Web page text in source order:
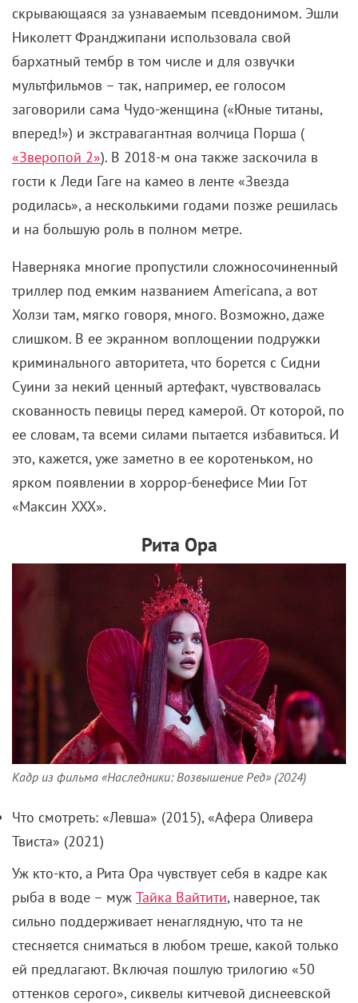
скрывающаяся за узнаваемым псевдонимом. Эшли
Николетт Франджипани использовала свой
бархатный тембр в том числе и для озвучки
мультфильмов – так, например, ее голосом
заговорили сама Чудо-женщина («Юные титаны,
вперед!») и экстравагантная волчица Порша (
«Зверопой 2»). В 2018-м она также заскочила в
гости к Леди Гаге на камео в ленте «Звезда
родилась», а несколькими годами позже решилась
и на большую роль в полном метре.
Наверняка многие пропустили сложносочиненный
триллер под емким названием Americana, а вот
Холзи там, мягко говоря, много. Возможно, даже
слишком. В ее экранном воплощении подружки
криминального авторитета, что борется с Сидни
Суини за некий ценный артефакт, чувствовалась
скованность певицы перед камерой. От которой, по
ее словам, та всеми силами пытается избавиться. И
это, кажется, уже заметно в ее коротеньком, но
ярком появлении в хоррор-бенефисе Мии Гот
«Максин XXX».
Рита Ора
Кадр из фильма «Наследники: Возвышение Ред» (2024)
Что смотреть: «Левша» (2015), «Афера Оливера
Твиста» (2021)
Уж кто-кто, а Рита Ора чувствует себя в кадре как
рыба в воде – муж Тайка Вайтити, наверное, так
сильно поддерживает ненаглядную, что та не
стесняется сниматься в любом треше, какой только
ей предлагают. Включая пошлую трилогию «50
оттенков серого», сиквелы китчевой диснеевской